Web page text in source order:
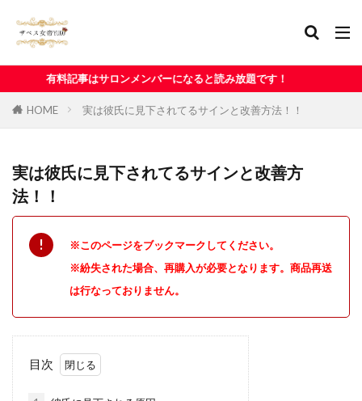
ンメンバーになると読み放題です！
HOME 実は彼氏に見下されてるサインと改善方法！！
実は彼氏に見下されてるサインと改善方
法！！
※このページをブックマークしてください。
※紛失された場合、再購入が必要となります。商品再送
は行なっておりません。
目次